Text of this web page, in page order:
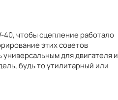
40, чтобы сцепление работало
этих советов
для двигателя и
будь то утилитарный или